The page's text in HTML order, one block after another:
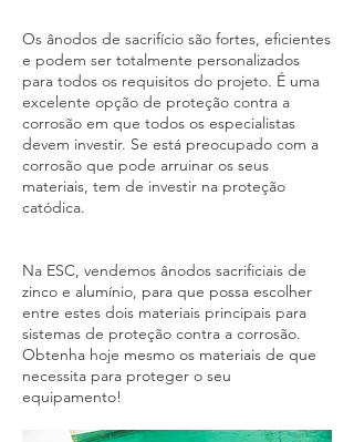
Os ânodos de sacrifício são fortes, eficientes
e podem ser totalmente personalizados
para todos os requisitos do projeto. É uma
excelente opção de proteção contra a
corrosão em que todos os especialistas
devem investir. Se está preocupado com a
corrosão que pode arruinar os seus
materiais, tem de investir na proteção
catódica.
Na ESC, vendemos ânodos sacrificiais de
zinco e alumínio, para que possa escolher
entre estes dois materiais principais para
sistemas de proteção contra a corrosão.
Obtenha hoje mesmo os materiais de que
necessita para proteger o seu
equipamento!